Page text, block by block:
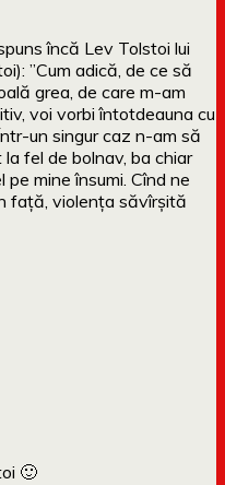
încă Lev Tolstoi lui
”Cum adică, de ce să
grea, de care m-am
voi vorbi întotdeauna cu
un singur caz n-am să
fel de bolnav, ba chiar
mine însumi. Cînd ne
faţă, violenţa săvîrşită
🙂